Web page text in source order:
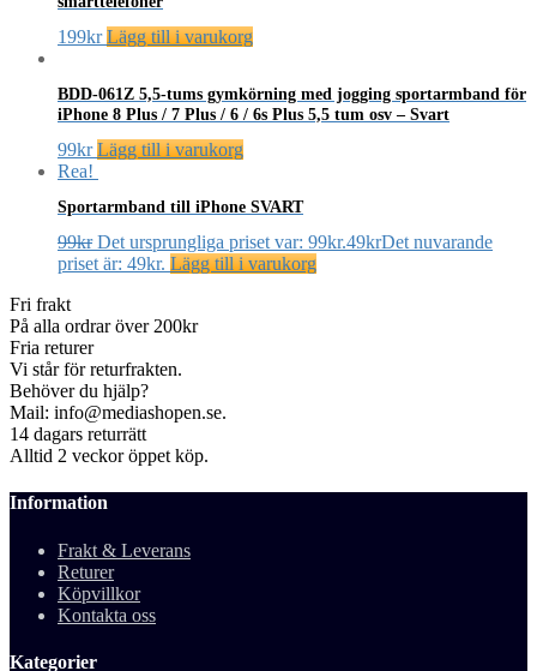
199kr Lägg till i varukorg
BDD-061Z 5,5-tums gymkörning med jogging sportarmband för
iPhone 8 Plus / 7 Plus / 6 / 6s Plus 5,5 tum osv – Svart
99kr Lägg till i varukorg
Rea!
Sportarmband till iPhone SVART
99kr Det ursprungliga priset var: 99kr.49krDet nuvarande
priset är: 49kr. Lägg till i varukorg
Fri frakt
På alla ordrar över 200kr
Fria returer
Vi står för returfrakten.
Behöver du hjälp?
Mail: info@mediashopen.se.
14 dagars returrätt
Alltid 2 veckor öppet köp.
Information
Frakt & Leverans
Returer
Köpvillkor
Kontakta oss
Kategorier